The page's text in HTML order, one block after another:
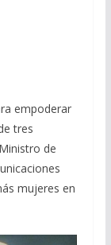
empoderar
tres
de
mujeres en